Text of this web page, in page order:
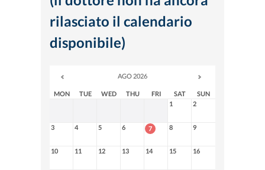
rilasciato il calendario
disponibile)
AGO 2026
MON TUE WED THU FRI SAT
SUN
1
2
3 4 5 6 7 8 9
10 11 12 13 14 15 16